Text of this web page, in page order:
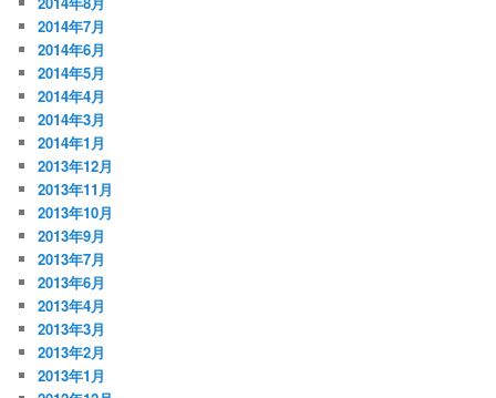
2014年7月
2014年6月
2014年5月
2014年4月
2014年3月
2014年1月
2013年12月
2013年11月
2013年10月
2013年9月
2013年7月
2013年6月
2013年4月
2013年3月
2013年2月
2013年1月